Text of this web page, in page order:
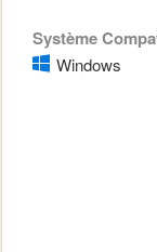
Système
Windows